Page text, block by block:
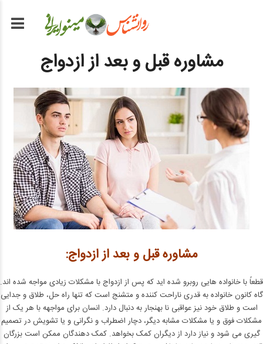
مشاوره قبل و بعد از ازدواج
مشاوره قبل و بعد از ازدواج:
قطعاً با خانواده هایی روبرو شده اید که پس از ازدواج با مشکلات زیادی مواجه شده اند.
گاه کانون خانواده به قدری ناراحت کننده و متشنج است که تنها راه حل، طلاق و جدایی
است و طلاق خود نیز عواقبی نا بهنجار به دنبال دارد. انسان برای مواجهه با هر یک از
مشکلات فوق و یا مشکلات مشابه دیگر، دچار اضطراب و نگرانی و یا تشویش در تصمیم
گیری می شود و نیاز دارد از دیگران کمک بخواهد. کمک دهندگان ممکن است بزرگان